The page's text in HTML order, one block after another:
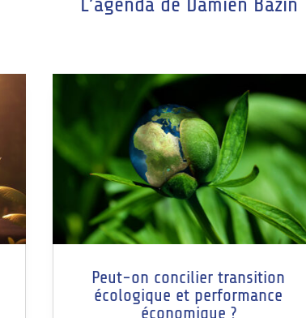
Peut-on concilier transition
écologique et performance
économique ?